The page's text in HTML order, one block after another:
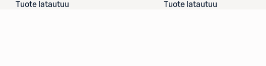
Tuote latautuu Tuote latautuu